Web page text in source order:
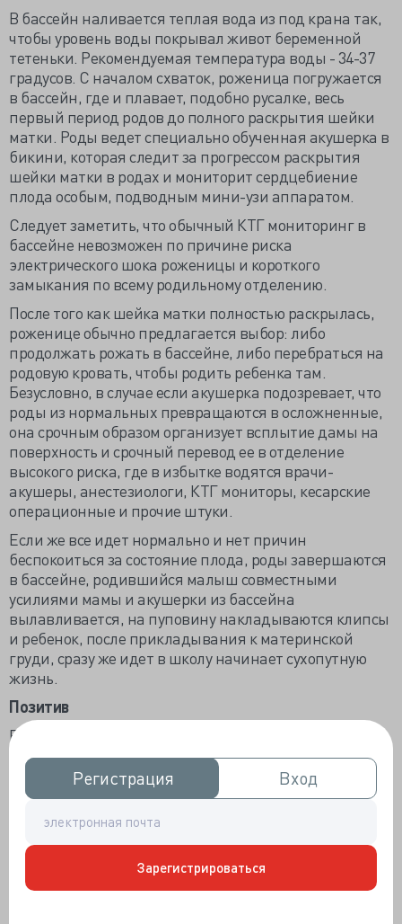
Регистрация
Регистрация Вход
Вход
Зарегистрироваться
В бассейн наливается теплая вода из под крана так,
чтобы уровень воды покрывал живот беременной
тетеньки. Рекомендуемая температура воды - 34-37
градусов. С началом схваток, роженица погружается
в бассейн, где и плавает, подобно русалке, весь
первый период родов до полного раскрытия шейки
матки. Роды ведет специально обученная акушерка в
бикини, которая следит за прогрессом раскрытия
шейки матки в родах и мониторит сердцебиение
плода особым, подводным мини-узи аппаратом.
Следует заметить, что обычный КТГ мониторинг в
бассейне невозможен по причине риска
электрического шока роженицы и короткого
замыкания по всему родильному отделению.
После того как шейка матки полностью раскрылась,
роженице обычно предлагается выбор: либо
продолжать рожать в бассейне, либо перебраться на
родовую кровать, чтобы родить ребенка там.
Безусловно, в случае если акушерка подозревает, что
роды из нормальных превращаются в осложненные,
она срочным образом организует всплытие дамы на
поверхность и срочный перевод ее в отделение
высокого риска, где в избытке водятся врачи-
акушеры, анестезиологи, КТГ мониторы, кесарские
операционные и прочие штуки.
Если же все идет нормально и нет причин
беспокоиться за состояние плода, роды завершаются
в бассейне, родившийся малыш совместными
усилиями мамы и акушерки из бассейна
вылавливается, на пуповину накладываются клипсы
и ребенок, после прикладывания к материнской
груди, сразу же идет в школу начинает сухопутную
жизнь.
Позитив
В узких кругах тетенек детородного возраста бытует
мнение, дескать роды в воде - это сплошное
удовольствие. Во первых, из за некоторой
невесомости в бассейне, роженице можно свободнее
комфортные условия. Некоторые женщины,
рожавшие как на кровати , так и в бассейне говорят,
что схватки в бассейне были менее болезненные.